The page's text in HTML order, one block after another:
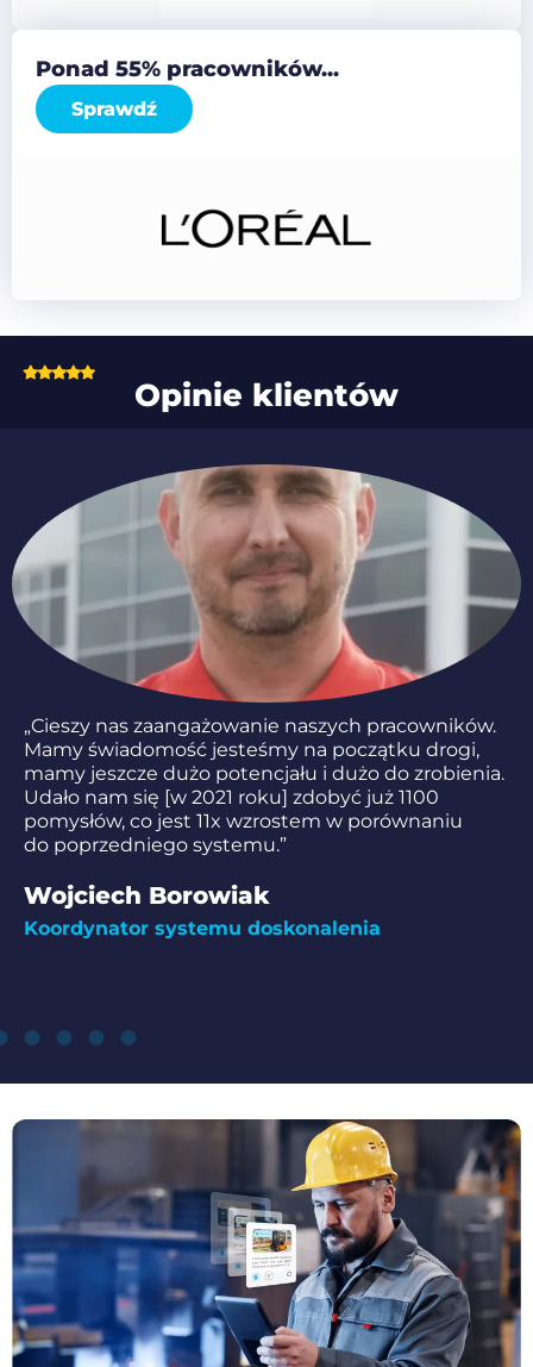
Ponad 55% pracowników...
Sprawdź
Opinie klientów
„Cieszy nas zaangażowanie naszych pracowników.
Mamy świadomość jesteśmy na początku drogi,
mamy jeszcze dużo potencjału i dużo do zrobienia.
Udało nam się [w 2021 roku] zdobyć już 1100
pomysłów, co jest 11x wzrostem w porównaniu
do poprzedniego systemu.”
Wojciech Borowiak
Koordynator systemu doskonalenia